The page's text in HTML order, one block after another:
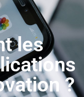
les
?